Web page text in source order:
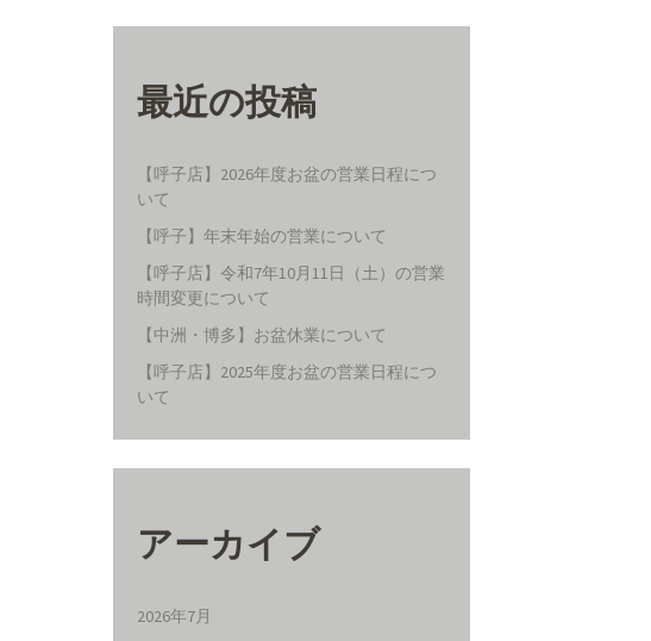
最近の投稿
【呼子店】2026年度お盆の営業日程につ
いて
【呼子】年末年始の営業について
【呼子店】令和7年10月11日（土）の営業
時間変更について
【中洲・博多】お盆休業について
【呼子店】2025年度お盆の営業日程につ
いて
アーカイブ
2026年7月